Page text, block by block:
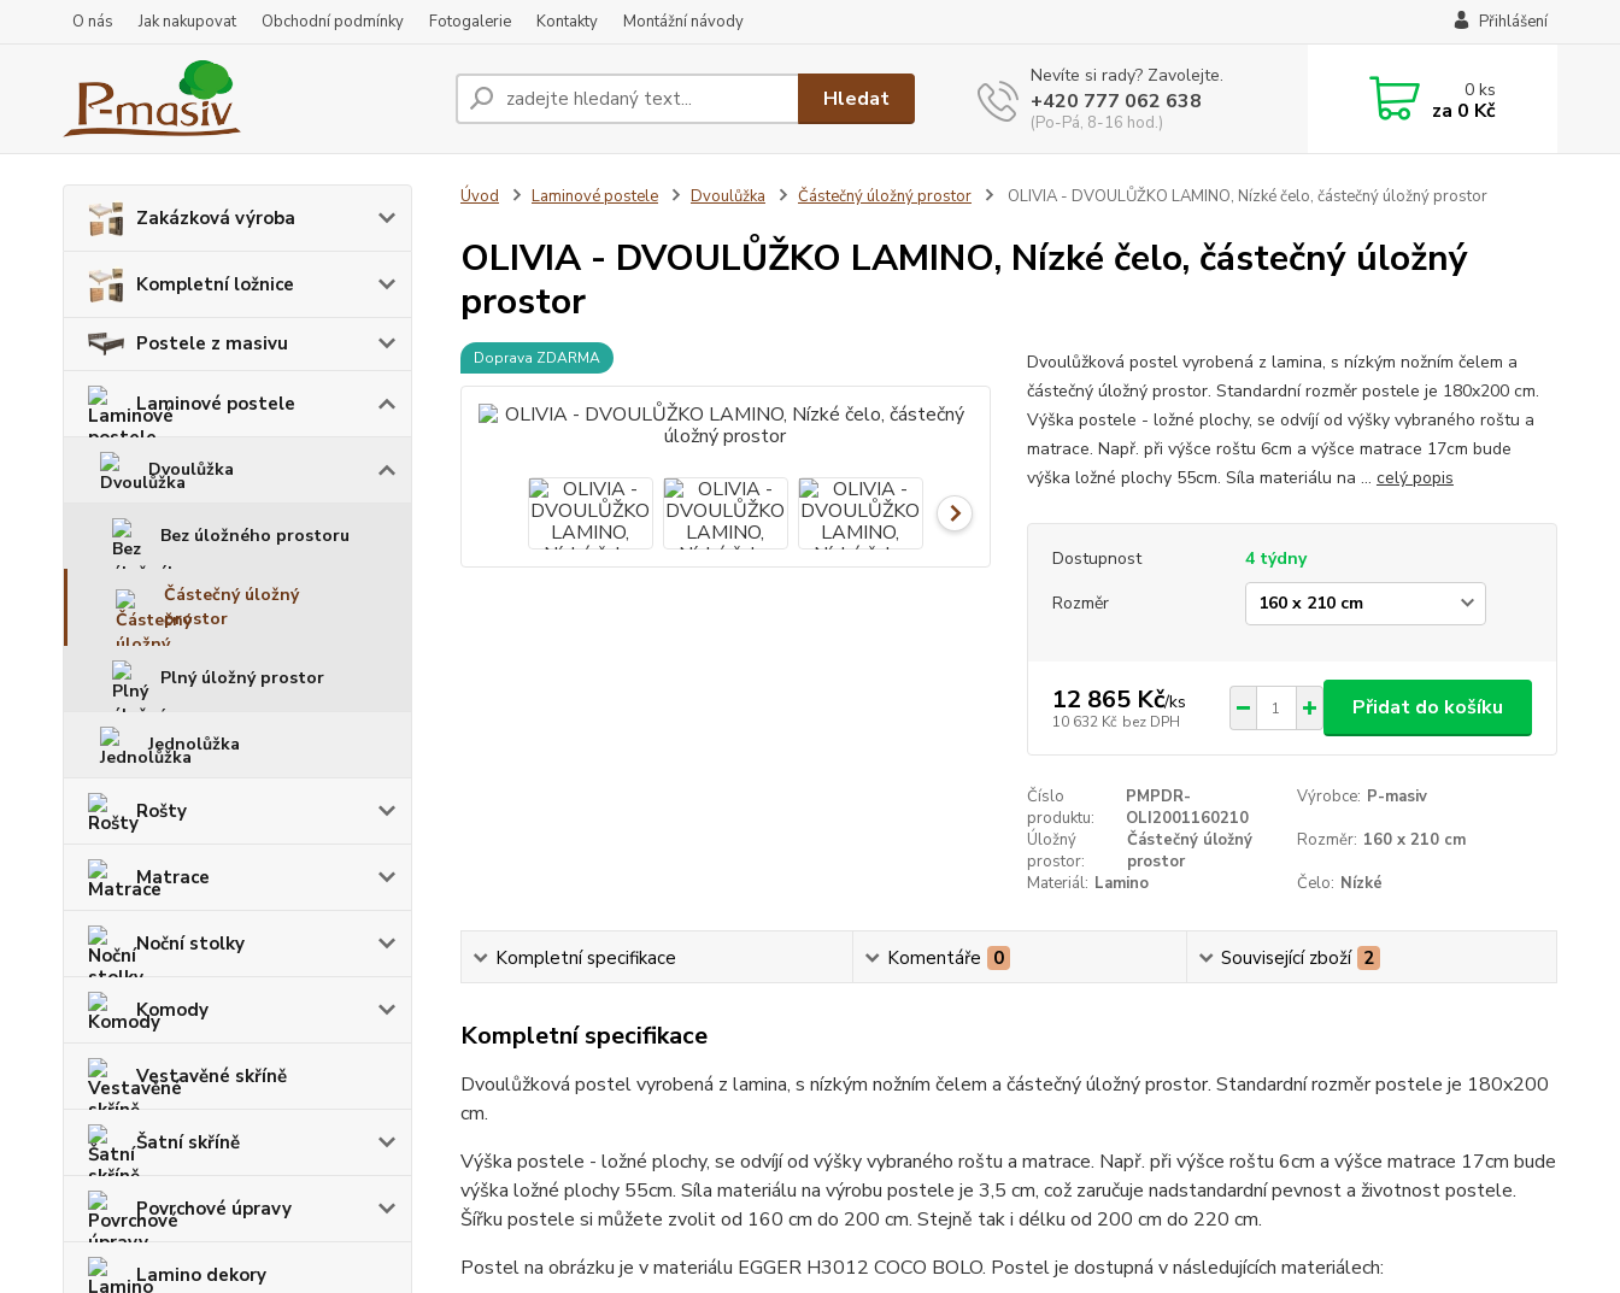
O nás Jak nakupovat Obchodní podmínky Fotogalerie Kontakty Montážní návody Přihlášení
Hledat
Nevíte si rady? Zavolejte.
+420 777 062 638
(Po-Pá, 8-16 hod.)
0ks
za 0 Kč
Zakázková výroba
Kompletní ložnice
Postele z masivu
Laminové postele
Dvoulůžka
Bez úložného prostoru
Částečný úložný
prostor
Plný úložný prostor
Jednolůžka
Rošty
Matrace
Noční stolky
Komody
Vestavěné skříně
Šatní skříně
Povrchové úpravy
Lamino dekory
Úvod Laminové postele Dvoulůžka Částečný úložný prostor OLIVIA - DVOULŮŽKO LAMINO, Nízké čelo, částečný úložný prostor
OLIVIA - DVOULŮŽKO LAMINO, Nízké čelo, částečný úložný
prostor
Doprava ZDARMA
Dvoulůžková postel vyrobená z lamina, s nízkým nožním čelem a
částečný úložný prostor. Standardní rozměr postele je 180x200 cm.
Výška postele - ložné plochy, se odvíjí od výšky vybraného roštu a
matrace. Např. při výšce roštu 6cm a výšce matrace 17cm bude
výška ložné plochy 55cm. Síla materiálu na ... celý popis
Dostupnost
4 týdny
Rozměr
12 865 Kč/ks
10 632 Kč bez DPH
Přidat do košíku
Číslo
produktu:
PMPDR-
OLI2001160210
Výrobce: P-masiv
Úložný
prostor:
Částečný úložný
prostor
Rozměr: 160 x 210 cm
Materiál: Lamino Čelo: Nízké
Kompletní specifikace Komentáře 0 Související zboží 2
Kompletní specifikace
Dvoulůžková postel vyrobená z lamina, s nízkým nožním čelem a částečný úložný prostor. Standardní rozměr postele je 180x200
cm.
Výška postele - ložné plochy, se odvíjí od výšky vybraného roštu a matrace. Např. při výšce roštu 6cm a výšce matrace 17cm bude
výška ložné plochy 55cm. Síla materiálu na výrobu postele je 3,5 cm, což zaručuje nadstandardní pevnost a životnost postele.
Šířku postele si můžete zvolit od 160 cm do 200 cm. Stejně tak i délku od 200 cm do 220 cm.
Postel na obrázku je v materiálu EGGER H3012 COCO BOLO. Postel je dostupná v následujících materiálech: